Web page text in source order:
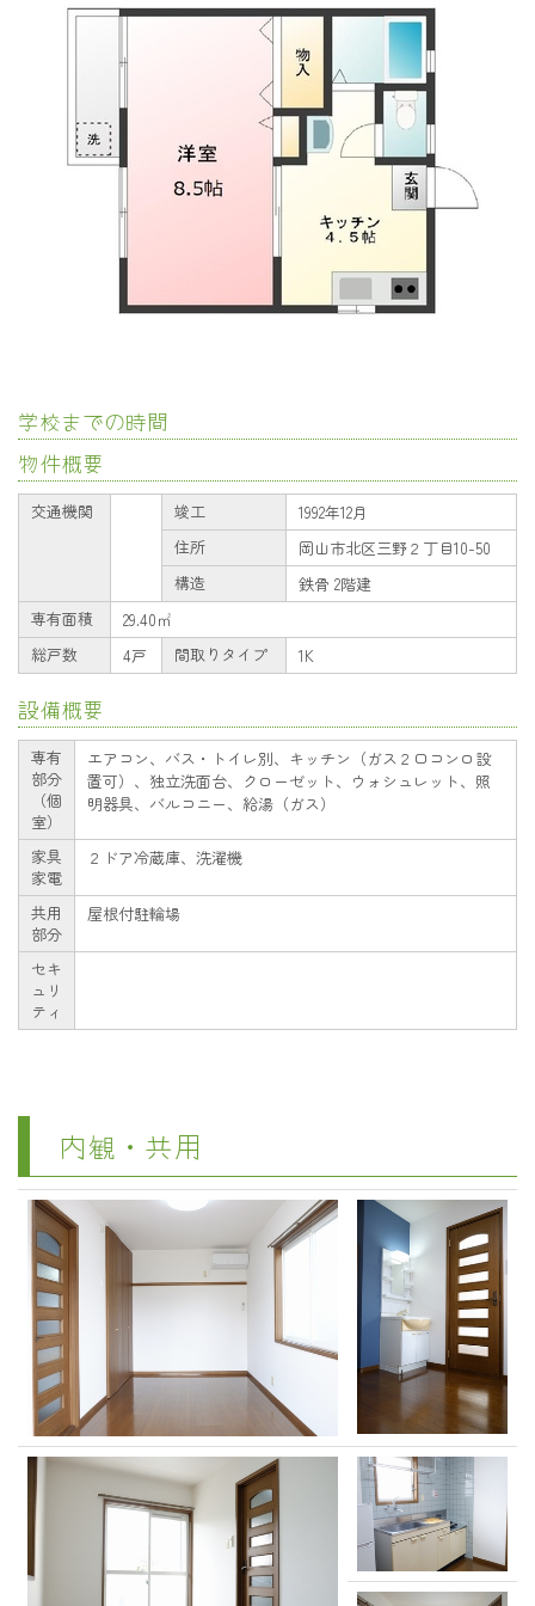
学校までの時間
物件概要
交通機関 竣工
1992年12月
住所
岡山市北区三野２丁目10-50
構造
鉄骨 2階建
専有面積
29.40㎡
総戸数
4戸 間取りタイプ 1K
設備概要
専有
部分
（個
室）
エアコン、バス・トイレ別、キッチン（ガス２口コンロ設
置可）、独立洗面台、クローゼット、ウォシュレット、照
明器具、バルコニー、給湯（ガス）
家具
家電
２ドア冷蔵庫、洗濯機
共用
部分
屋根付駐輪場
セキ
ュリ
ティ
内観・共用